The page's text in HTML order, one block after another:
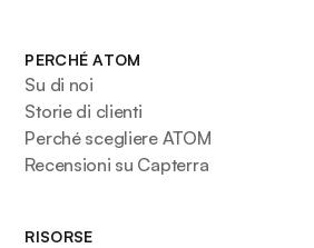
PERCHÉ ATOM
Su di noi
Storie di clienti
Perché scegliere ATOM
Recensioni su Capterra
RISORSE